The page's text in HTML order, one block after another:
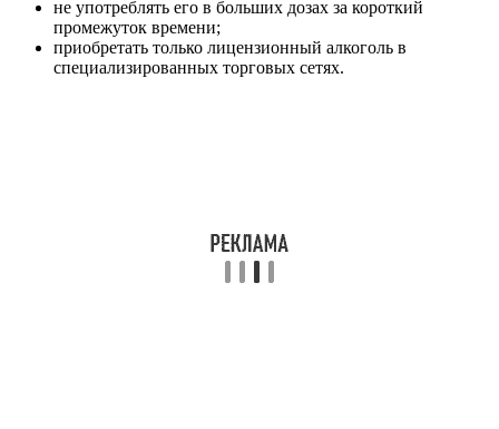
не употреблять его в больших дозах за короткий
промежуток времени;
приобретать только лицензионный алкоголь в
специализированных торговых сетях.